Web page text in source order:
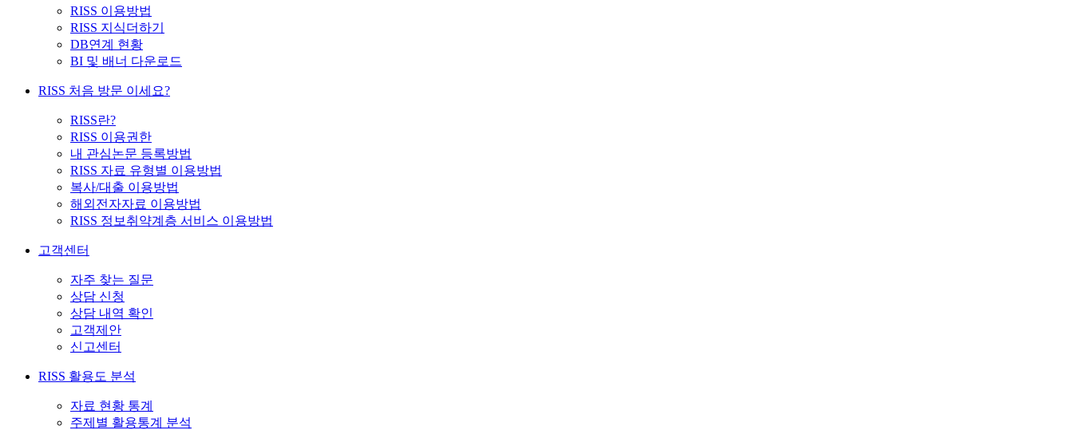
RISS 이용방법
RISS 지식더하기
DB연계 현황
BI 및 배너 다운로드
RISS 처음 방문 이세요?
RISS란?
RISS 이용권한
내 관심논문 등록방법
RISS 자료 유형별 이용방법
복사/대출 이용방법
해외전자자료 이용방법
RISS 정보취약계층 서비스 이용방법
고객센터
자주 찾는 질문
상담 신청
상담 내역 확인
고객제안
신고센터
RISS 활용도 분석
자료 현황 통계
주제별 활용통계 분석